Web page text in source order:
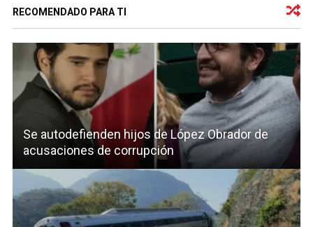
RECOMENDADO PARA TI
Se autodefienden hijos de López Obrador de
acusaciones de corrupción